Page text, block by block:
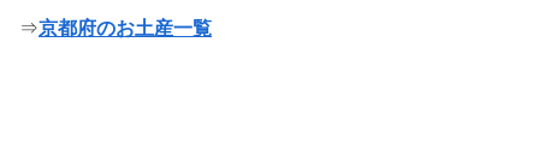
⇒京都府のお土産一覧